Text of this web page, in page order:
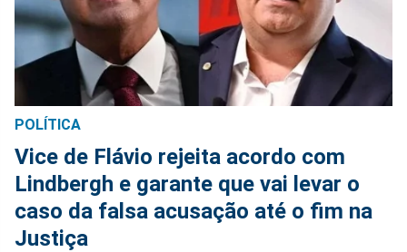
POLÍTICA
Vice de Flávio rejeita acordo com
Lindbergh e garante que vai levar o
caso da falsa acusação até o fim na
Justiça